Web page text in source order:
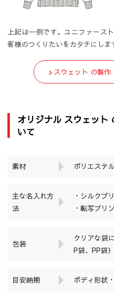
上記は一例です。ユニファース
客様のつくりたいをカタチにしま
スウェット の製作
オリジナル スウェット
いて
素材 ポリエステ
主な名入れ方
法
・シルクプ
・転写プリ
包装
クリアな袋
P袋、PP袋）
目安納期 ボディ形状